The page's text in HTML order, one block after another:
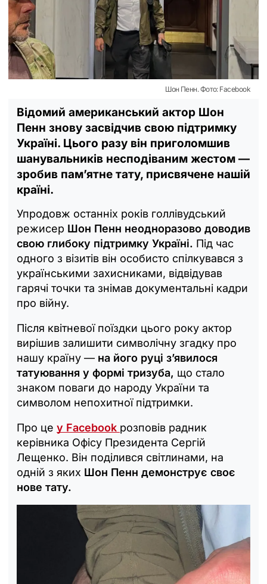
Шон Пенн. Фото: Facebook
Відомий американський актор Шон
Пенн знову засвідчив свою підтримку
Україні. Цього разу він приголомшив
шанувальників несподіваним жестом —
зробив пам’ятне тату, присвячене нашій
країні.
Упродовж останніх років голлівудський
режисер Шон Пенн неодноразово доводив
свою глибоку підтримку Україні. Під час
одного з візитів він особисто спілкувався з
українськими захисниками, відвідував
гарячі точки та знімав документальні кадри
про війну.
Після квітневої поїздки цього року актор
вирішив залишити символічну згадку про
нашу країну — на його руці з’явилося
татуювання у формі тризуба, що стало
знаком поваги до народу України та
символом непохитної підтримки.
Про це у Facebook розповів радник
керівника Офісу Президента Сергій
Лещенко. Він поділився світлинами, на
одній з яких Шон Пенн демонструє своє
нове тату.